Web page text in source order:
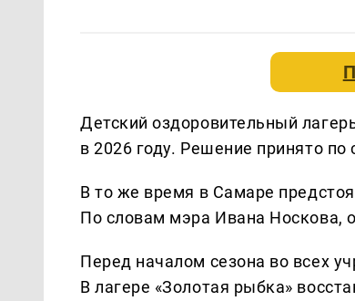
Детский оздоровительный
в 2026 году. Решение принято
В то же время в Самаре
По словам мэра Ивана Носкова,
Перед началом сезона во всех
В лагере «Золотая рыбка»